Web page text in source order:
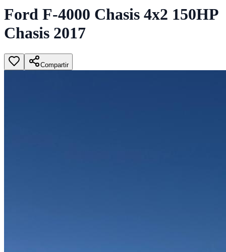
Ford F-4000 Chasis 4x2 150HP
Chasis 2017
Compartir